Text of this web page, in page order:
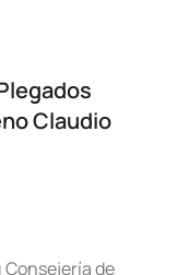
Claudio
Consejería de